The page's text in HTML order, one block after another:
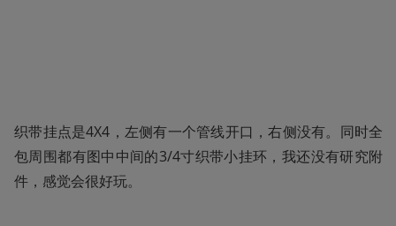
织带挂点是4X4，左侧有一个管线开口，右侧没有。同时全
包周围都有图中中间的3/4寸织带小挂环，我还没有研究附
件，感觉会很好玩。